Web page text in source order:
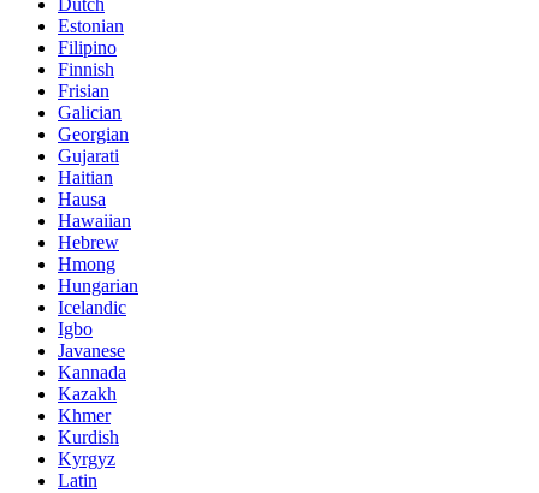
Estonian
Filipino
Finnish
Frisian
Galician
Georgian
Gujarati
Haitian
Hausa
Hawaiian
Hebrew
Hmong
Hungarian
Icelandic
Igbo
Javanese
Kannada
Kazakh
Khmer
Kurdish
Kyrgyz
Latin